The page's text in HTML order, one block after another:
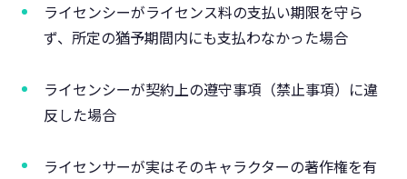
ライセンシーがライセンス料の支払い期限を守ら
ず、所定の猶予期間内にも支払わなかった場合​
ライセンシーが契約上の遵守事項（禁止事項）に違
反した場合​
ライセンサーが実はそのキャラクターの著作権を有